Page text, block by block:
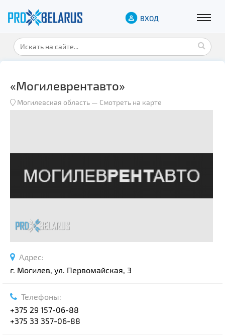
ВХОД
«Могилеврентавто»
Могилевская область — Смотреть на карте
Адрес:
г. Могилев, ул. Первомайская, 3
Телефоны:
+375 29 157-06-88
+375 33 357-06-88